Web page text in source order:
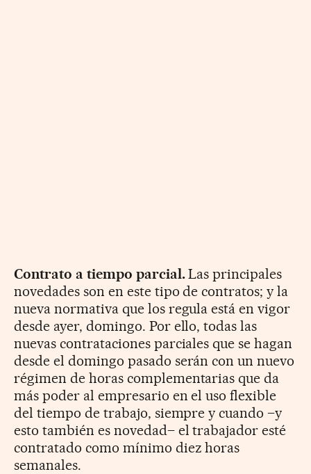
Contrato a tiempo parcial.Las principales
novedades son en este tipo de contratos; y la
nueva normativa que los regula está en vigor
desde ayer, domingo. Por ello, todas las
nuevas contrataciones parciales que se hagan
desde el domingo pasado serán con un nuevo
régimen de horas complementarias que da
más poder al empresario en el uso flexible
del tiempo de trabajo, siempre y cuando –y
esto también es novedad– el trabajador esté
contratado como mínimo diez horas
semanales.